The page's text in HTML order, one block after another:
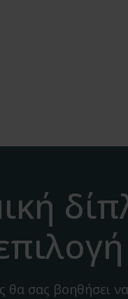
θα σας βοηθήσει